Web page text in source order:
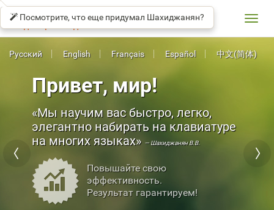
СОЛО КЛАВИАТУРЕ
Привет, мир!
Мы научим вас быстро, легко,
элегантно набирать на клавиатуре
на многих языках
— Шахиджанян В.В.
Повышайте свою
эффективность.
Результат гарантируем!
Русский English Français Español 中文(简体)
Посмотрите, что еще придумал Шахиджанян?